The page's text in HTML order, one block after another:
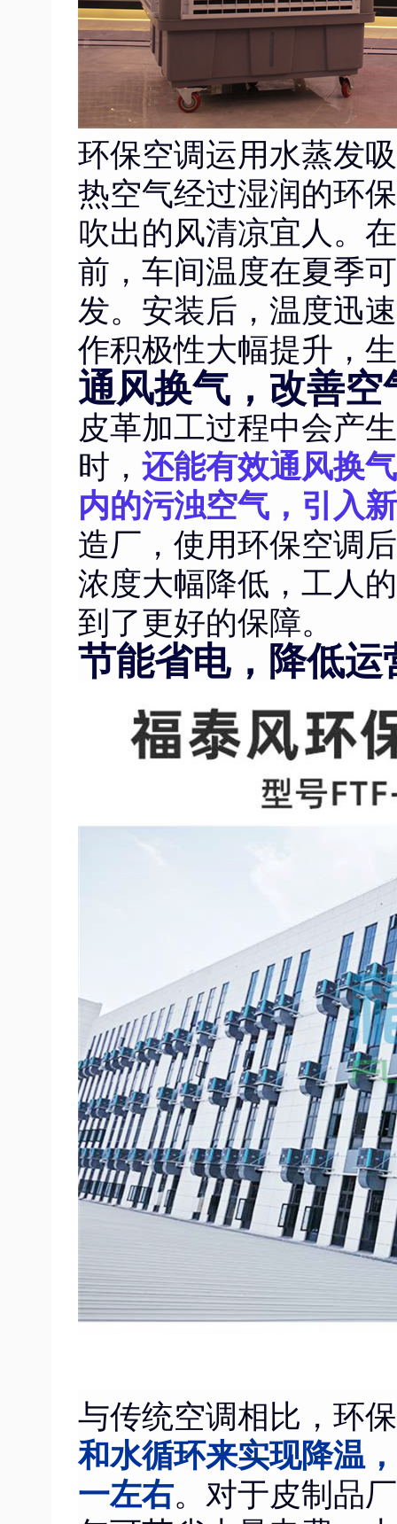
环保空调运用水蒸发
热空气经过湿润的环
吹出的风清凉宜人。
前，车间温度在夏季
发。安装后，温度迅
作积极性大幅提升，
通风换气，改善空
皮革加工过程中会产
时， 还能有效通风换
内的污浊空气，引入
造厂，使用环保空调
浓度大幅降低，工人
到了更好的保障。
节能省电，降低运
与传统空调相比，环
和水循环来实现降温
一左右。对于皮制品